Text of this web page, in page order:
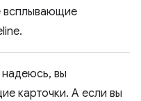
всплывающие
надеюсь, вы
карточки. А если вы